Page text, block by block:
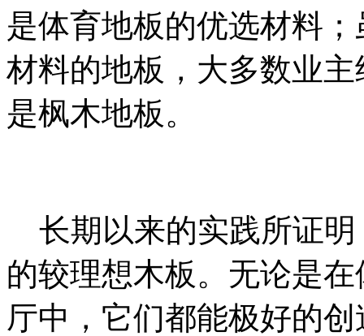
是体育地板的优选材料
材料的地板，大多数业
是枫木地板。
长期以来的实践所证明
的较理想木板。无论是
厅中，它们都能极好的